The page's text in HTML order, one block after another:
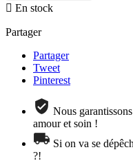
 En stock
Partager
Partager
Tweet
Pinterest
Nous
amour et soin !
Si on va se
?!